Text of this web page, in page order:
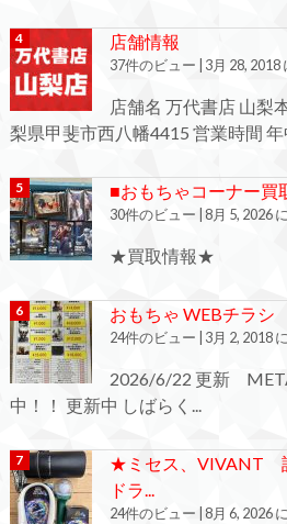
店舗情報
37件のビュー 3月 28,
店舗名 万代書店 山梨
梨県甲斐市西八幡4415 営業時間 年
■おもちゃコーナー買
30件のビュー 8月 5, 2026
★買取情報★
おもちゃ WEBチラシ
24件のビュー 3月 2, 2018
2026/6/22 更新
中！！ 更新中 しばらく...
★ミセス、VIVANT
ドラ...
24件のビュー 8月 6, 2026